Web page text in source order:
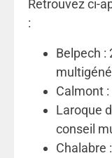
Retrouvez ci-
:
Belpech :
Calmont
Laroque
conseil
Chalabre